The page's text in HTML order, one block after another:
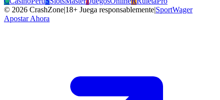
© 2026 CrashZone|18+ Juega responsablemente|SportWager
Apostar Ahora